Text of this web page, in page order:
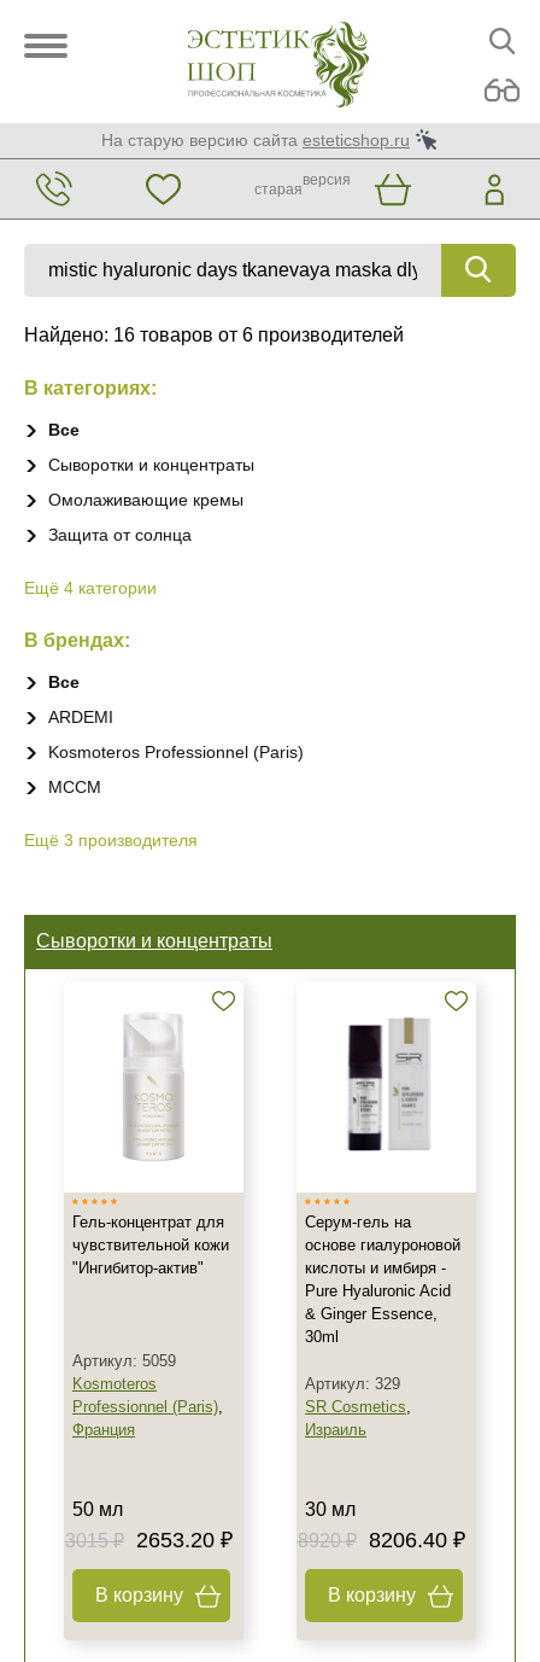
На старую версию сайта esteticshop.ru
старая
версия
Найдено: 16 товаров от 6 производителей
В категориях:
Все
Сыворотки и концентраты
Омолаживающие кремы
Защита от солнца
Ещё 4 категории
В брендах:
Все
ARDEMI
Kosmoteros Professionnel (Paris)
MCCM
Ещё 3 производителя
Сыворотки и концентраты
Гель-концентрат для
чувствительной кожи
"Ингибитор-актив"
Артикул: 5059
Kosmoteros
Professionnel (Paris),
Франция
50 мл
3015 ₽
2653.20 ₽
В корзину
Серум-гель на
основе гиалуроновой
кислоты и имбиря -
Pure Hyaluronic Acid
& Ginger Essence,
30ml
Артикул: 329
SR Cosmetics,
Израиль
30 мл
8920 ₽
8206.40 ₽
В корзину